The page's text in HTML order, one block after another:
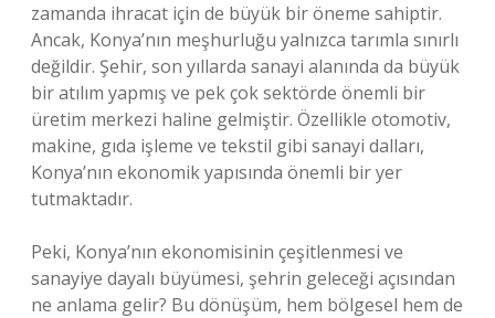
zamanda ihracat için de büyük bir öneme sahiptir.
Ancak, Konya’nın meşhurluğu yalnızca tarımla sınırlı
değildir. Şehir, son yıllarda sanayi alanında da büyük
bir atılım yapmış ve pek çok sektörde önemli bir
üretim merkezi haline gelmiştir. Özellikle otomotiv,
makine, gıda işleme ve tekstil gibi sanayi dalları,
Konya’nın ekonomik yapısında önemli bir yer
tutmaktadır.
Peki, Konya’nın ekonomisinin çeşitlenmesi ve
sanayiye dayalı büyümesi, şehrin geleceği açısından
ne anlama gelir? Bu dönüşüm, hem bölgesel hem de